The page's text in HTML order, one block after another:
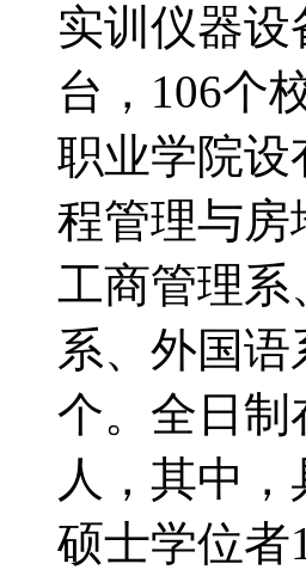
实训仪器设
台，106个
职业学院设
程管理与房
工商管理系
系、外国
个。全日制
人，其中
硕士学位者